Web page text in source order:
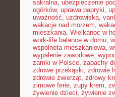
sakralna, ubezpieczenie
ogórków, uprawa papryki,
uważność, uzdrowiska,
wakacje nad morzem,
mieszkania, Wielkanoc w
work-life balance w domu,
wspólnota mieszkaniowa,
wypalenie zawodowe,
zamki w Polsce, zapachy
zdrowe przekąski, zdrowie
zdrowie zwierząt, zdrowy
zimowe ferie, zupy krem,
żywienie dzieci, żywienie